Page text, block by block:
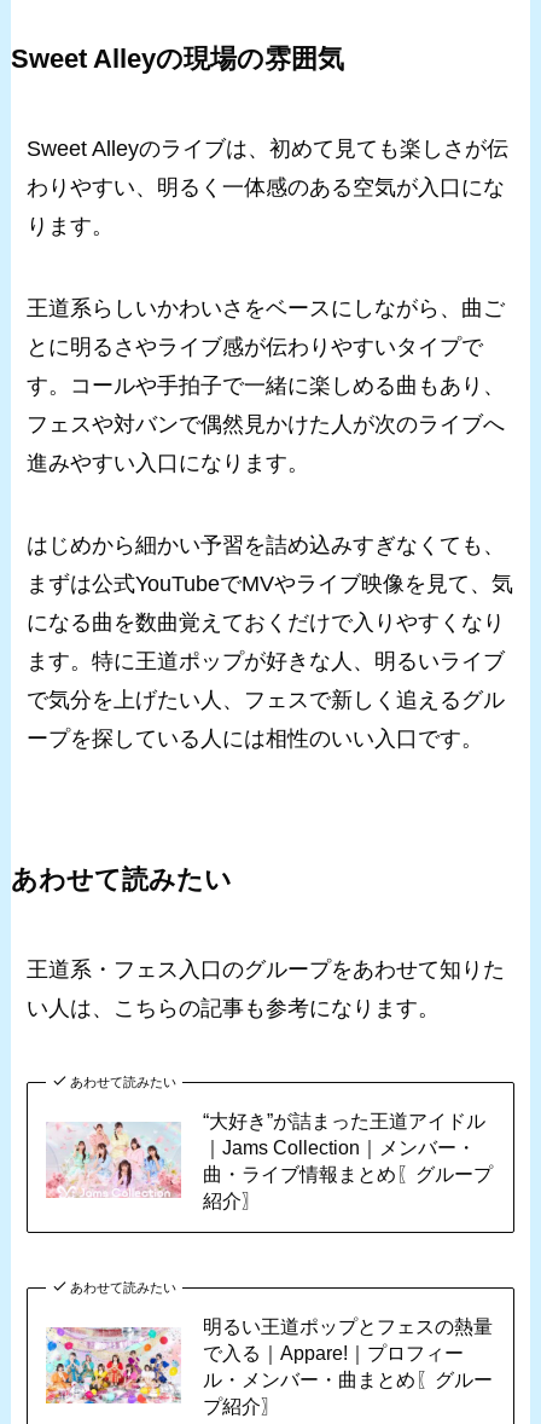
Sweet Alleyの現場の雰囲気
Sweet Alleyのライブは、初めて見ても楽しさが伝
わりやすい、明るく一体感のある空気が入口にな
ります。
王道系らしいかわいさをベースにしながら、曲ご
とに明るさやライブ感が伝わりやすいタイプで
す。コールや手拍子で一緒に楽しめる曲もあり、
フェスや対バンで偶然見かけた人が次のライブへ
進みやすい入口になります。
はじめから細かい予習を詰め込みすぎなくても、
まずは公式YouTubeでMVやライブ映像を見て、気
になる曲を数曲覚えておくだけで入りやすくなり
ます。特に王道ポップが好きな人、明るいライブ
で気分を上げたい人、フェスで新しく追えるグル
ープを探している人には相性のいい入口です。
あわせて読みたい
王道系・フェス入口のグループをあわせて知りた
い人は、こちらの記事も参考になります。
あわせて読みたい
“大好き”が詰まった王道アイドル
｜Jams Collection｜メンバー・
曲・ライブ情報まとめ〖グループ
紹介〗
あわせて読みたい
明るい王道ポップとフェスの熱量
で入る｜Appare!｜プロフィー
ル・メンバー・曲まとめ〖グルー
プ紹介〗